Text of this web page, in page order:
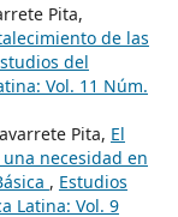
Pita,
de las
del
Vol. 11 Núm.
Pita, El
necesidad en
, Estudios
Latina: Vol. 9